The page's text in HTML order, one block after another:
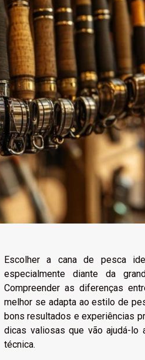
Escolher a cana de pesca
especialmente diante da
Compreender as diferenças
melhor se adapta ao estilo de
bons resultados e experiências
dicas valiosas que vão ajudá-lo
técnica.